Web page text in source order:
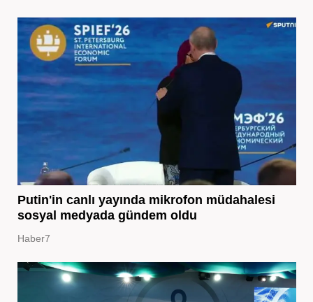
Putin'in canlı yayında mikrofon müdahalesi
sosyal medyada gündem oldu
Haber7